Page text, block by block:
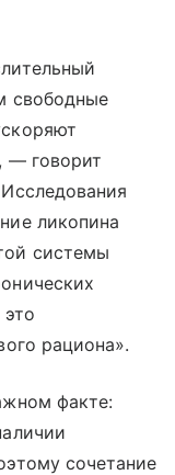
свободные
— говорит
ликопина
системы
рациона».
факте:
сочетание